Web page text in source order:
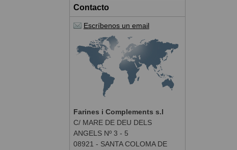
Contacto
Escríbenos un email
Farines i Complements s.l
C/ MARE DE DEU DELS
ANGELS Nº 3 - 5
08921 - SANTA COLOMA DE